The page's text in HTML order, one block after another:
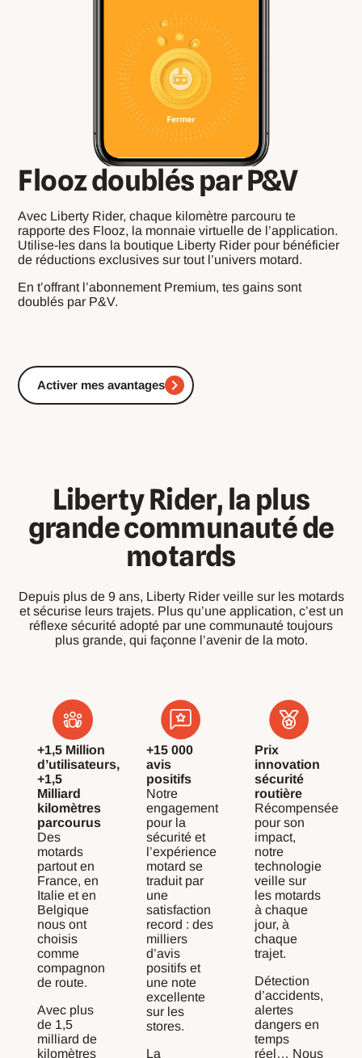
Flooz doublés par P&V
Avec Liberty Rider, chaque kilomètre parcouru te
rapporte des Flooz, la monnaie virtuelle de l’application.
Utilise-les dans la boutique Liberty Rider pour bénéficier
de réductions exclusives sur tout l’univers motard.
En t’offrant l’abonnement Premium, tes gains sont
doublés par P&V.
Activer mes avantages
Liberty Rider, la plus
grande communauté de
motards
Depuis plus de 9 ans, Liberty Rider veille sur les motards
et sécurise leurs trajets. Plus qu’une application, c’est un
réflexe sécurité adopté par une communauté toujours
plus grande, qui façonne l’avenir de la moto.
+1,5 Million
d’utilisateurs,
+1,5
Milliard
kilomètres
parcourus
Des
motards
partout en
France, en
Italie et en
Belgique
nous ont
choisis
comme
compagnon
de route.
Avec plus
de 1,5
milliard de
kilomètres
+15 000
avis
positifs
Notre
engagement
pour la
sécurité et
l’expérience
motard se
traduit par
une
satisfaction
record : des
milliers
d’avis
positifs et
une note
excellente
sur les
stores.
La
Prix
innovation
sécurité
routière
Récompensée
pour son
impact,
notre
technologie
veille sur
les motards
à chaque
jour, à
chaque
trajet.
Détection
d’accidents,
alertes
dangers en
temps
réel… Nous